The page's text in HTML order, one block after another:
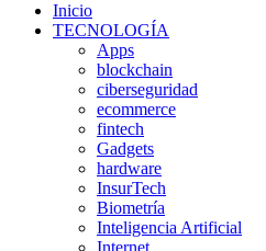
Inicio
TECNOLOGÍA
Apps
blockchain
ciberseguridad
ecommerce
fintech
Gadgets
hardware
InsurTech
Biometría
Inteligencia Artificial
Internet